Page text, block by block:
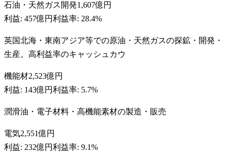
石油・天然ガス開発1,607億円
利益: 457億円利益率: 28.4%
英国北海・東南アジア等での原油・天然ガスの探鉱・開発・
生産。高利益率のキャッシュカウ
機能材2,523億円
利益: 143億円利益率: 5.7%
潤滑油・電子材料・高機能素材の製造・販売
電気2,551億円
利益: 232億円利益率: 9.1%